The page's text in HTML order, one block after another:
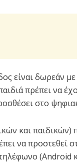
είναι δωρεάν
πρέπει να
στο
και παιδικών)
να προστεθεί
(Android